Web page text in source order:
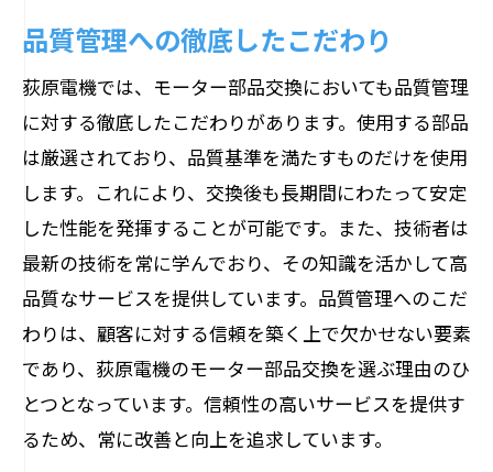
地域産業と連携したサービス提供
地元産業への貢献活動
地域の声を活かしたサービス改善
迅速かつ安全なモーター部品交換を可能にす
る技術力
最新技術を導入したサービス
安全性を重視した作業プロセス
技術研修でスキルの向上
高精度な診断技術の導入
トラブルシューティングの早期解決
安全対策への投資と取り組み
品質管理への徹底したこだわり
荻原電機では、モーター部品交換においても品質管理
に対する徹底したこだわりがあります。使用する部品
は厳選されており、品質基準を満たすものだけを使用
します。これにより、交換後も長期間にわたって安定
した性能を発揮することが可能です。また、技術者は
最新の技術を常に学んでおり、その知識を活かして高
品質なサービスを提供しています。品質管理へのこだ
わりは、顧客に対する信頼を築く上で欠かせない要素
であり、荻原電機のモーター部品交換を選ぶ理由のひ
とつとなっています。信頼性の高いサービスを提供す
るため、常に改善と向上を追求しています。